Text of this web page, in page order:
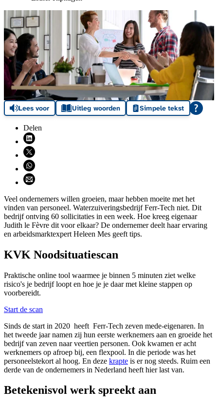
Lees voor Uitleg woorden Simpele tekst
Delen
Deel via LinkedIn (opent nieuw venster)
Deel via X (opent nieuw venster)
Deel via WhatsApp (opent WhatsApp)
Deel via email (opent email programma)
Veel ondernemers willen groeien, maar hebben moeite met het
vinden van personeel. Waterzuiveringsbedrijf Ferr-Tech niet. Dit
bedrijf ontving 60 sollicitaties in een week. Hoe kreeg eigenaar
Judith le Fèvre dit voor elkaar? De ondernemer deelt haar ervaring
en arbeidsmarktexpert Heleen Mes geeft tips.
KVK Noodsituatiescan
Praktische online tool waarmee je binnen 5 minuten ziet welke
risico's je bedrijf loopt en hoe je je daar met kleine stappen op
voorbereidt.
Start de scan
Sinds de start in 2020 heeft Ferr-Tech zeven mede-eigenaren. In
het tweede jaar namen zij hun eerste werknemers aan en groeide het
bedrijf van zeven naar veertien personen. Ook kwamen er acht
werknemers op afroep bij, een flexpool. In die periode was het
personeelstekort al hoog. En deze krapte is er nog steeds. Ruim een
derde van de ondernemers in Nederland heeft hier last van.
Betekenisvol werk spreekt aan